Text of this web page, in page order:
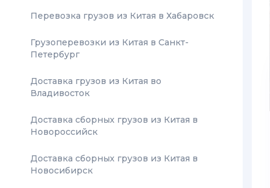
Перевозка грузов из Китая в Хабаровск
Грузоперевозки из Китая в Санкт-
Петербург
Доставка грузов из Китая во
Владивосток
Доставка сборных грузов из Китая в
Новороссийск
Доставка сборных грузов из Китая в
Новосибирск